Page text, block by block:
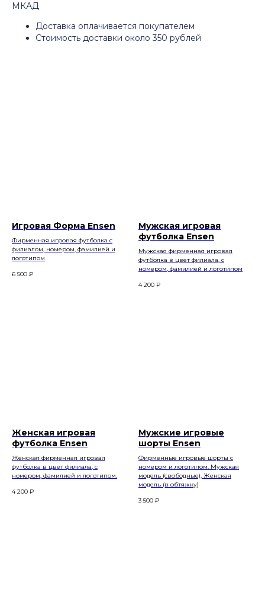
МКАД
Доставка оплачивается покупателем
Стоимость доставки около 350 рублей
Игровая Форма Ensen
Фирменная игровая футболка с
филиалом, номером, фамилией и
логотипом
6 500 ₽
Мужская игровая
футболка Ensen
Мужская фирменная игровая
футболка в цвет филиала, с
номером, фамилией и логотипом
4 200 ₽
Женская игровая
футболка Ensen
Женская фирменная игровая
футболка в цвет филиала, с
номером, фамилией и логотипом.
4 200 ₽
Мужские игровые
шорты Ensen
Фирменные игровые шорты с
номером и логотипом. Мужская
модель (свободные), Женская
модель (в обтяжку)
3 500 ₽